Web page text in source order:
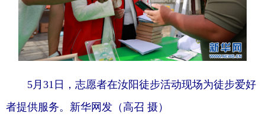
5月31日，志愿者在汝阳徒步活动现场为徒步爱好
者提供服务。新华网发（高召 摄）